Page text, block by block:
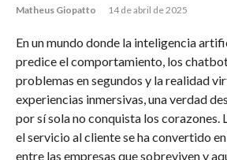
Matheus Giopatto 14 de abril de 2025
En un mundo donde la inteligencia
predice el comportamiento, los
problemas en segundos y la realidad
experiencias inmersivas, una verdad
por sí sola no conquista los corazones.
el servicio al cliente se ha convertido
entre las empresas que sobreviven y